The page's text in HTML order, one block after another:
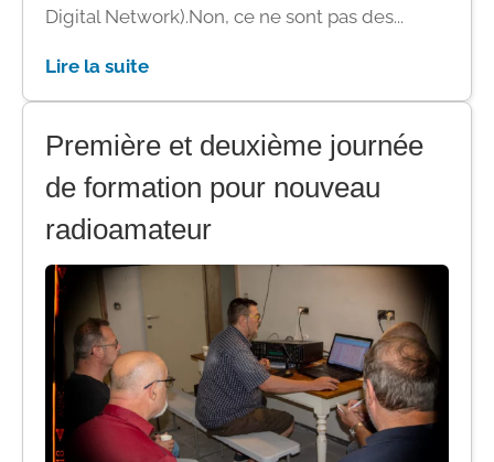
Digital Network).Non, ce ne sont pas des...
Lire la suite
Première et deuxième journée
de formation pour nouveau
radioamateur